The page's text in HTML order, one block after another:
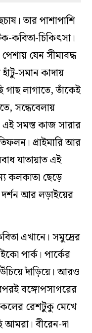
তার পাশাপাশি
কবিতা-চিকিৎসা।
যেন সীমাবদ্ধ
সমান কাদায়
গাছ লাগাতে, তাঁকেই
সন্ধেবেলায়
এই সমস্ত কাজ সারার
প্রাইমারি আর
যাতায়াত এই
কলকাতা ছেড়ে
দর্শন আর লড়াইয়ের
এখানে। সমুদ্রের
পার্ক। পার্কের
দাঁড়িয়ে। আরও
বঙ্গোপসাগরের
রেশটুকু মেখে
আমরা। বীরেন-দা